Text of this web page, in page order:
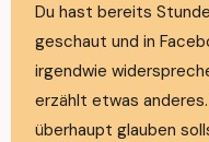
Du hast bereits
geschaut und in
irgendwie
erzählt etwas
überhaupt glauben